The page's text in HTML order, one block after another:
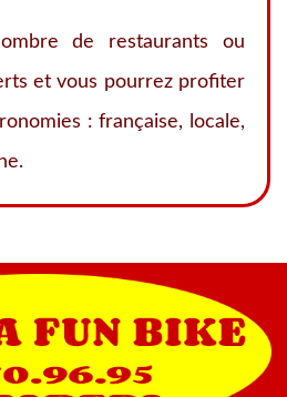
de restaurants ou
et vous pourrez profiter
: française, locale,